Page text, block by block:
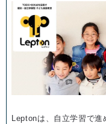
Leptonは、自立学習で